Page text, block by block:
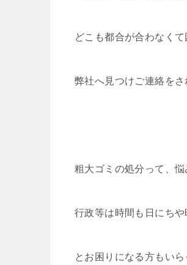
どこも都合が合わなく
弊社へ見つけご連絡をさ
粗大ゴミの処分って、
行政等は時間も日にち
とお困りになる方もい